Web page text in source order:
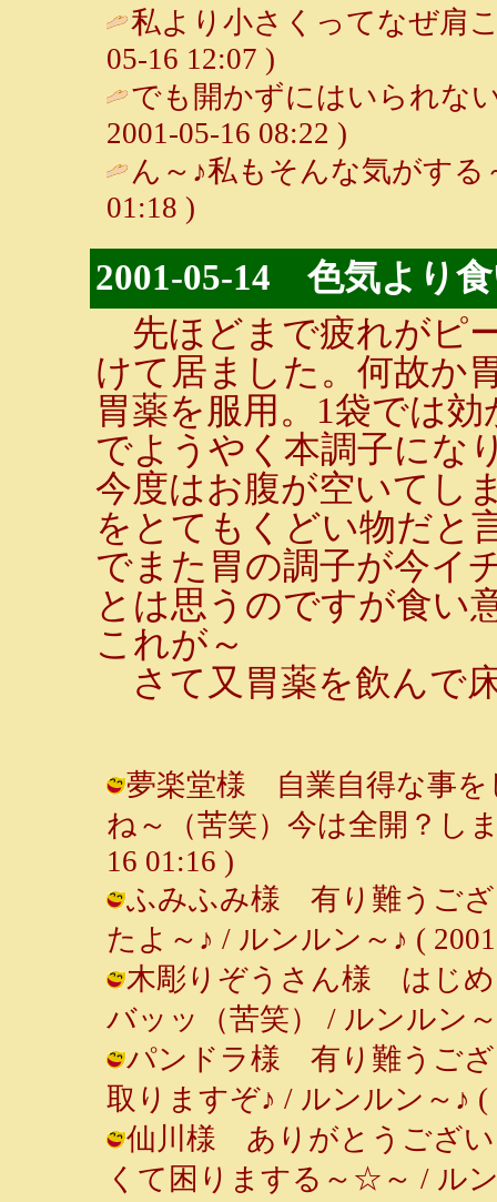
私より小さくってなぜ肩
05-16 12:07 )
でも開かずにはいられな
2001-05-16 08:22 )
ん～♪私もそんな気がす
01:18 )
2001-05-14 色気より
先ほどまで疲れがピ
けて居ました。何故か
胃薬を服用。1袋では
でようやく本調子にな
今度はお腹が空いてし
をとてもくどい物だと
でまた胃の調子が今イ
とは思うのですが食い
これが～
さて又胃薬を飲んで
夢楽堂様 自業自得な事を
ね～（苦笑）今は全開？し
16 01:16 )
ふみふみ様 有り難うござ
たよ～♪ / ルンルン～♪ (
木彫りぞうさん様 はじめ
バッッ（苦笑） / ルンルン
パンドラ様 有り難うござ
取りますぞ♪ / ルンルン～♪ (
仙川様 ありがとうござ
くて困りまする～☆～ / ル